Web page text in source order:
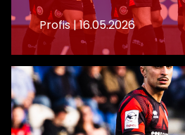
A
Profis|16.05.2026